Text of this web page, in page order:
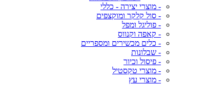
- מוצרי יצירה - כללי
- סול קלקר ומוקצפים
- פוליגל ומפל
- קאפה וקנווס
- כלים מכשירים ומספריים
- שבלונות
- פיסול וכיור
- מוצרי טקסטיל
- מוצרי עץ